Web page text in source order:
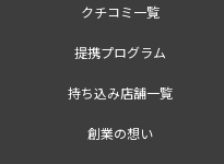
クチコミ一覧
提携プログラム
持ち込み店舗一覧
創業の想い